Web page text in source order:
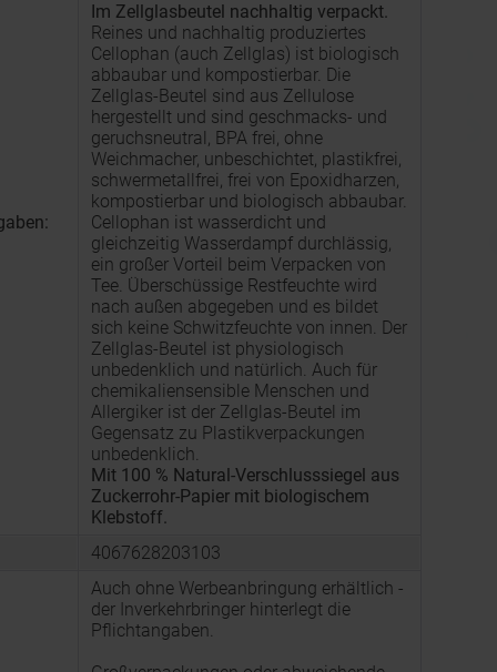
Im Zellglasbeutel nachhaltig verpackt.
Reines und nachhaltig produziertes
Cellophan (auch Zellglas) ist biologisch
abbaubar und kompostierbar. Die
Zellglas-Beutel sind aus Zellulose
hergestellt und sind geschmacks- und
geruchsneutral, BPA frei, ohne
Weichmacher, unbeschichtet, plastikfrei,
schwermetallfrei, frei von Epoxidharzen,
kompostierbar und biologisch abbaubar.
Cellophan ist wasserdicht und
gleichzeitig Wasserdampf durchlässig,
ein großer Vorteil beim Verpacken von
Tee. Überschüssige Restfeuchte wird
nach außen abgegeben und es bildet
sich keine Schwitzfeuchte von innen. Der
Zellglas-Beutel ist physiologisch
unbedenklich und natürlich. Auch für
chemikaliensensible Menschen und
Allergiker ist der Zellglas-Beutel im
Gegensatz zu Plastikverpackungen
unbedenklich.
Mit 100 % Natural-Verschlusssiegel aus
Zuckerrohr-Papier mit biologischem
Klebstoff.
4067628203103
Auch ohne Werbeanbringung erhältlich -
der Inverkehrbringer hinterlegt die
Pflichtangaben.